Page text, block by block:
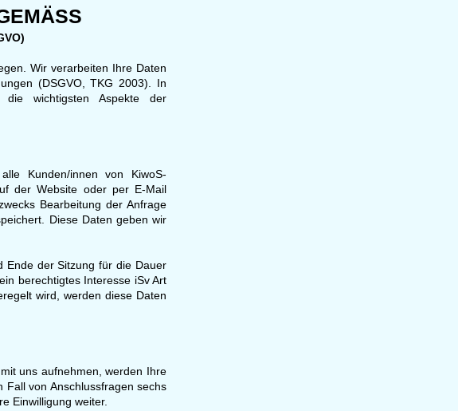
Wir verarbeiten Ihre Daten
(DSGVO, TKG 2003). In
die wichtigsten Aspekte der
Kunden/innen von KiwoS-
der Website oder per E-Mail
Bearbeitung der Anfrage
Diese Daten geben wir
Ende der Sitzung für die Dauer
berechtigtes Interesse iSv Art
wird, werden diese Daten
uns aufnehmen, werden Ihre
von Anschlussfragen sechs
Einwilligung weiter.